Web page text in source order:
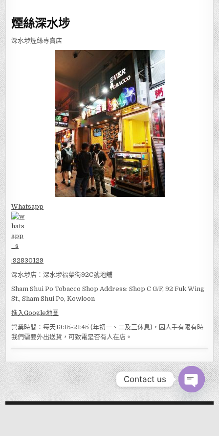
煙絲深水埗
深水埗煙絲專賣店
Whatsapp
:92830129
深水埗店：深水埗福榮街92C號地舖
Sham Shui Po Tobacco Shop Address: Shop C G/F, 92 Fuk Wing
St., Sham Shui Po, Kowloon
進入Google地圖
營業時間：每天13:15-21:45 (年初一、二及三休息)，因人手有限有時
我們需要外出送貨，可致電是否有人在店。
Contact us
OPEN
CHATY